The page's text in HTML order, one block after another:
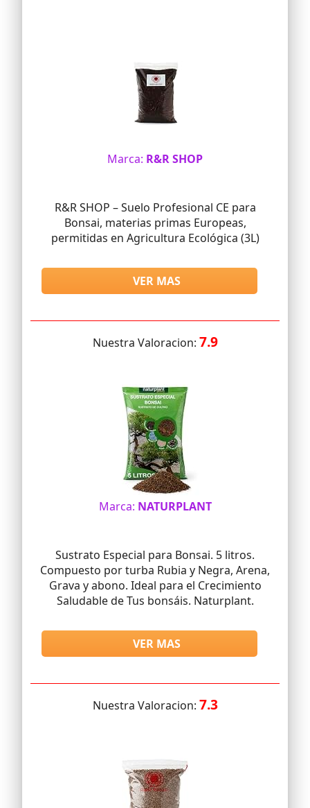
Marca: R&R SHOP
R&R SHOP – Suelo Profesional CE para
Bonsai, materias primas Europeas,
permitidas en Agricultura Ecológica (3L)
VER MAS
Nuestra Valoracion: 7.9
Marca: NATURPLANT
Sustrato Especial para Bonsai. 5 litros.
Compuesto por turba Rubia y Negra, Arena,
Grava y abono. Ideal para el Crecimiento
Saludable de Tus bonsáis. Naturplant.
VER MAS
Nuestra Valoracion: 7.3